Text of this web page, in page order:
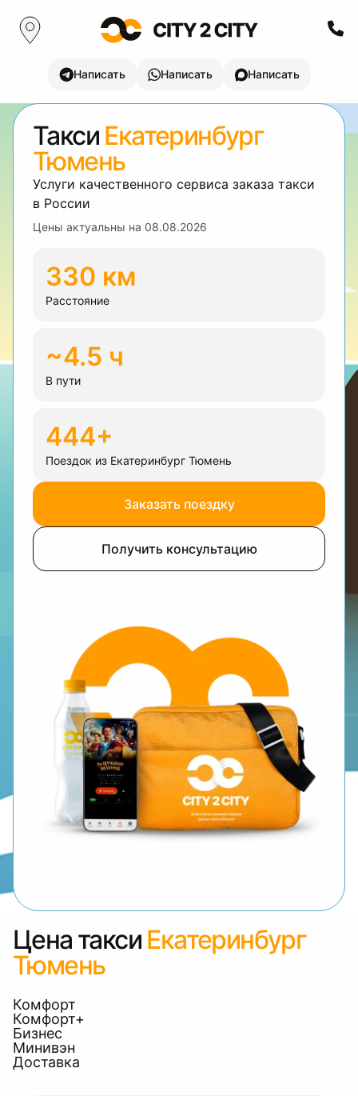
Написать Написать Написать
Такси Екатеринбург
Тюмень
Услуги качественного сервиса заказа такси
в России
Цены актуальны на 08.08.2026
330 км
Расстояние
~4.5 ч
В пути
444+
Поездок из Екатеринбург Тюмень
Заказать поездку
Получить консультацию
Цена такси Екатеринбург
Тюмень
Комфорт
Комфорт+
Бизнес
Минивэн
Доставка